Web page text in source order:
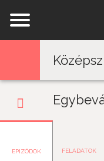
EPIZÓDOK FELADATOK